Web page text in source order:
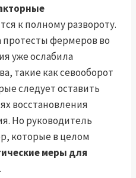
к полному развороту.
протесты фермеров во
уже ослабила
такие как севооборот
следует оставить
восстановления
Но руководитель
которые в целом
меры для
.